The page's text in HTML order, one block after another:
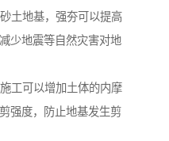
土地基，强夯可以提高
少地震等自然灾害对地
工可以增加土体的内摩
强度，防止地基发生剪